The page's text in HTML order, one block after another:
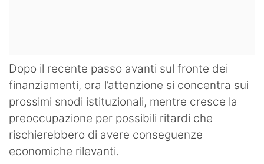
Dopo il recente passo avanti sul fronte dei
finanziamenti, ora l’attenzione si concentra sui
prossimi snodi istituzionali, mentre cresce la
preoccupazione per possibili ritardi che
rischierebbero di avere conseguenze
economiche rilevanti.